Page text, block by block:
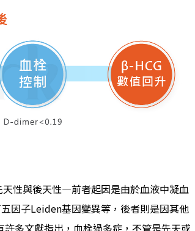
性與後天性—前者起因是由於血液中凝血
因子Leiden基因變異等，後者則是因其他